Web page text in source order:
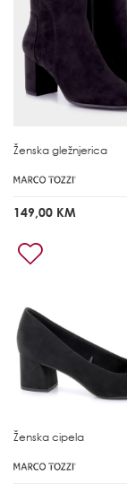
Ženska gležnjerica
149,00 KM
Ženska cipela